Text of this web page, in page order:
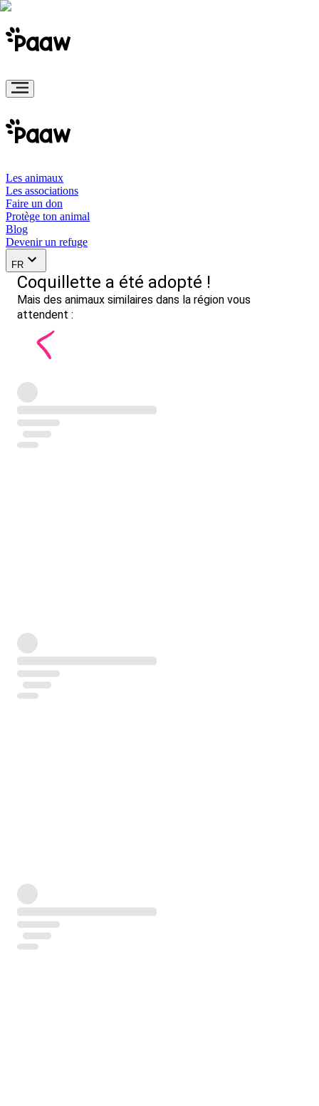
Les animaux
Les associations
Faire un don
Protège ton animal
Blog
Devenir un refuge
FR
Coquillette a été adopté !
Mais des animaux similaires dans la région vous
attendent :